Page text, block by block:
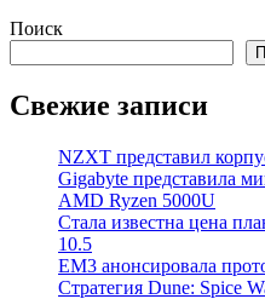
Поиск
Свежие записи
NZXT представил
Gigabyte представила
AMD Ryzen 5000U
Стала известна цена
10.5
EM3 анонсировала
Стратегия Dune: Spice